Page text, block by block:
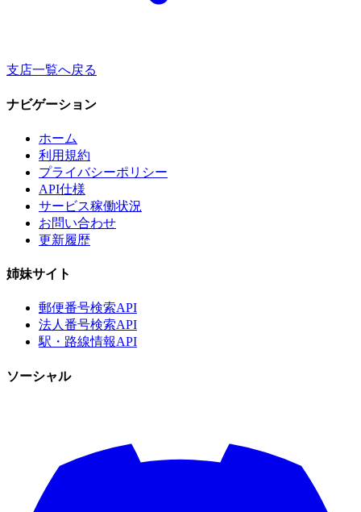
支店一覧へ戻る
ナビゲーション
ホーム
利用規約
プライバシーポリシー
API仕様
サービス稼働状況
お問い合わせ
更新履歴
姉妹サイト
郵便番号検索API
法人番号検索API
駅・路線情報API
ソーシャル